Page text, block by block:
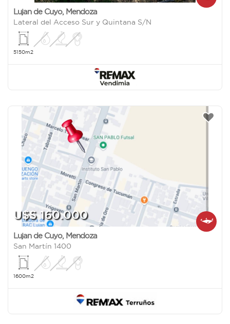
Lujan de Cuyo, Mendoza
Lateral del Acceso Sur y Quintana S/N
5150m2
U$S 160.000
Lujan de Cuyo, Mendoza
San Martín 1400
1600m2